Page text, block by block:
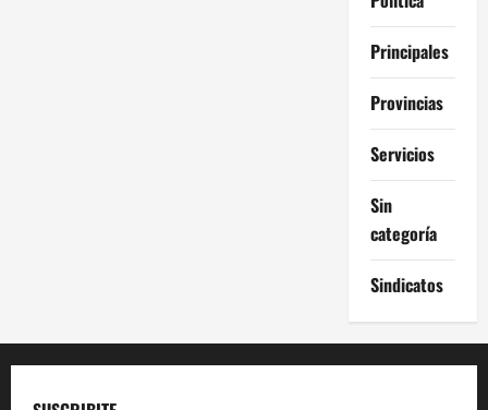
Principales
Provincias
Servicios
Sin
categoría
Sindicatos